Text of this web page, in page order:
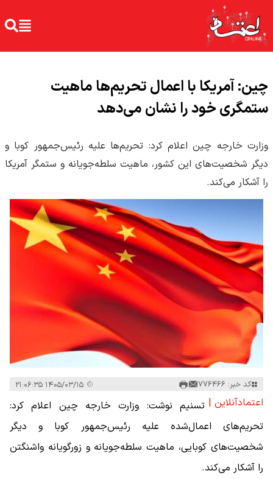
چین: آمریکا با اعمال تحریم‌ها ماهیت
ستمگری خود را نشان می‌دهد
وزارت خارجه چین اعلام کرد: تحریم‌ها علیه رئیس‌جمهور کوبا و
دیگر شخصیت‌های این کشور، ماهیت سلطه‌جویانه و ستمگر آمریکا
را آشکار می‌کند.
کد خبر: 776466
اعتمادآنلاین | تسنیم نوشت: وزارت خارجه چین اعلام کرد:
تحریم‌های اعمال‌شده علیه رئیس‌جمهور کوبا و دیگر
شخصیت‌های کوبایی، ماهیت سلطه‌جویانه و زورگویانه واشنگتن
را آشکار می‌کند.